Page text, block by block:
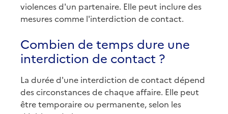
violences d'un partenaire. Elle peut inclure des
mesures comme l'interdiction de contact.
Combien de temps dure une
interdiction de contact ?
La durée d'une interdiction de contact dépend
des circonstances de chaque affaire. Elle peut
être temporaire ou permanente, selon les